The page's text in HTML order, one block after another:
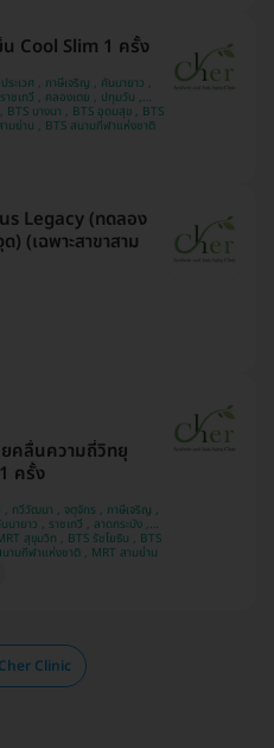
Cool Slim 1 ครั้ง
อโศก , MRT สุขุมวิท , BTS อ่อนนุช , MRT สามย่าน , BTS สนามกีฬาแห่งชาติ
Legacy (ทดลอง
(เฉพาะสาขาสาม
คลื่นความถี่วิทยุ
ครั้ง
อ่อนนุช , BTS บางนา , BTS อุดมสุข , BTS สนามกีฬาแห่งชาติ , MRT สามย่าน
Clinic